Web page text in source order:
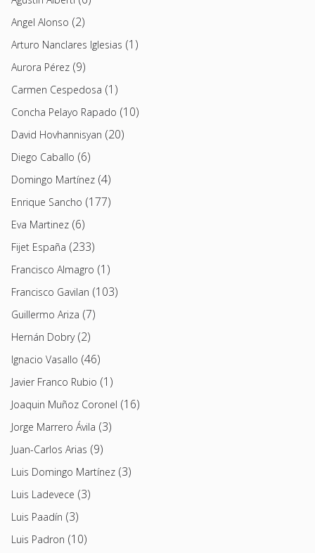
Angel Alonso (2)
Arturo Nanclares Iglesias (1)
Aurora Pérez (9)
Carmen Cespedosa (1)
Concha Pelayo Rapado (10)
David Hovhannisyan (20)
Diego Caballo (6)
Domingo Martínez (4)
Enrique Sancho (177)
Eva Martinez (6)
Fijet España (233)
Francisco Almagro (1)
Francisco Gavilan (103)
Guillermo Ariza (7)
Hernán Dobry(2)
Ignacio Vasallo (46)
Javier Franco Rubio (1)
Joaquin Muñoz Coronel (16)
Jorge Marrero Ávila (3)
Juan-Carlos Arias (9)
Luis Domingo Martínez (3)
Luis Ladevece (3)
Luis Paadín (3)
Luis Padron (10)